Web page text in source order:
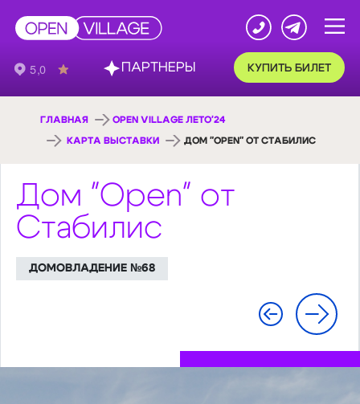
КУПИТЬ БИЛЕТ
ГЛАВНАЯ OPEN VILLAGE ЛЕТО'24
КАРТА ВЫСТАВКИ ДОМ "OPEN" ОТ СТАБИЛИС
Дом "Open" от
Стабилис
ДОМОВЛАДЕНИЕ №68